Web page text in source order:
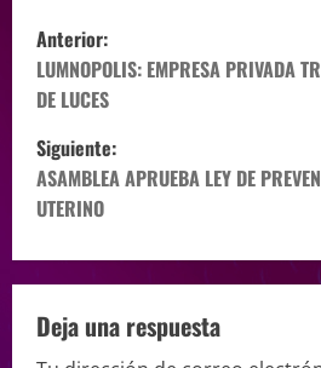
Anterior:
LUMNOPOLIS: EMPRESA PRIVADA
DE LUCES
Siguiente:
ASAMBLEA APRUEBA LEY DE
UTERINO
Deja una respuesta